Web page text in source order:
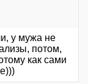
у мужа не
потом,
как сами